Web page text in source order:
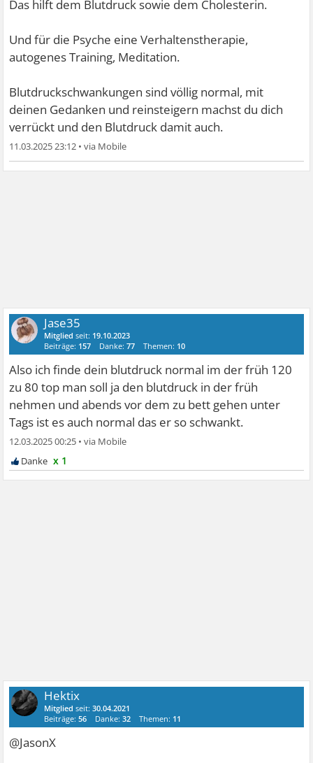
Das hilft dem Blutdruck sowie dem Cholesterin.
Und für die Psyche eine Verhaltenstherapie,
autogenes Training, Meditation.
Blutdruckschwankungen sind völlig normal, mit
deinen Gedanken und reinsteigern machst du dich
verrückt und den Blutdruck damit auch.
11.03.2025 23:12 •
Jase35
Mitglied seit: 19.10.2023
Beiträge: 157 Danke:77 Themen: 10
Also ich finde dein blutdruck normal im der früh 120
zu 80 top man soll ja den blutdruck in der früh
nehmen und abends vor dem zu bett gehen unter
Tags ist es auch normal das er so schwankt.
12.03.2025 00:25 •
x 1
Hektix
Mitglied seit:30.04.2021
Beiträge:56 Danke:32 Themen: 11
@JasonX